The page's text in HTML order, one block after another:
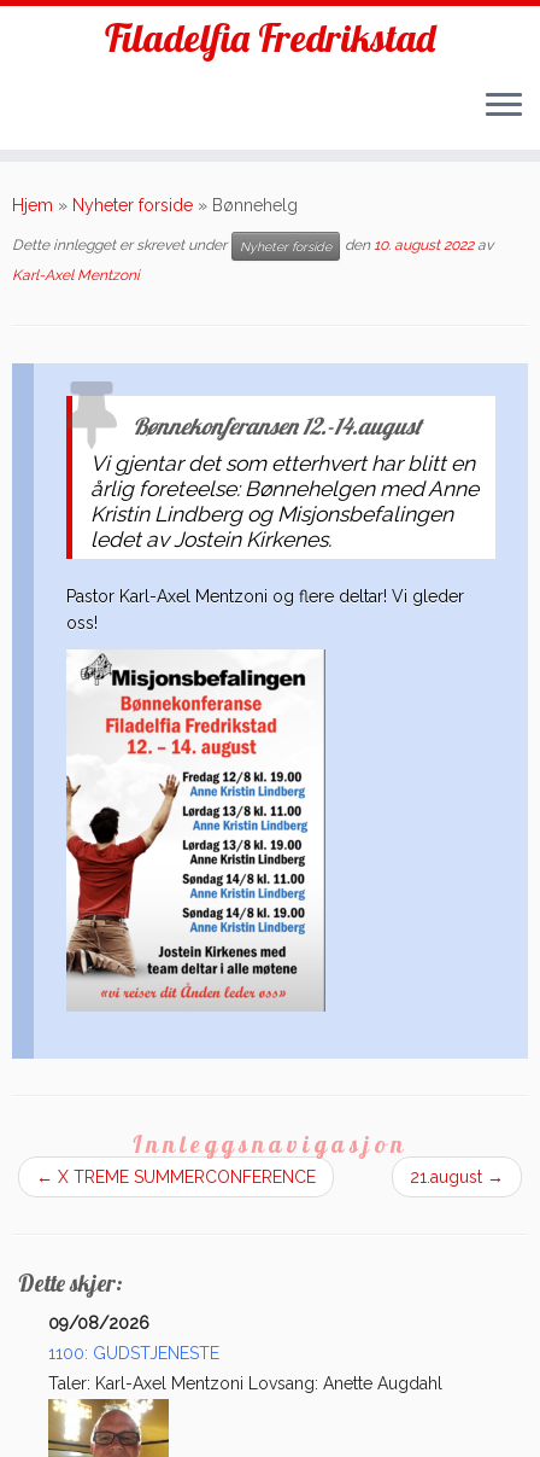
to
Filadelfia Fredrikstad
Hjem » Nyheter forside » Bønnehelg
Dette innlegget er skrevet under Nyheter forside den 10. august 2022 av
Karl-Axel Mentzoni
Bønnekonferansen 12.-14.august
Vi gjentar det som etterhvert har blitt en
årlig foreteelse: Bønnehelgen med Anne
Kristin Lindberg og Misjonsbefalingen
ledet av Jostein Kirkenes.
Pastor Karl-Axel Mentzoni og flere deltar! Vi gleder
oss!
Innleggsnavigasjon
← X TREME SUMMERCONFERENCE 21.august →
Dette skjer:
09/08/2026
1100: GUDSTJENESTE
Taler: Karl-Axel Mentzoni Lovsang: Anette Augdahl